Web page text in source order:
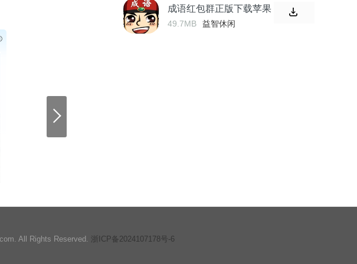
成语红包群正版下载苹果
版
49.7MB 益智休闲
All Rights Reserved. 浙ICP备2024107178号-6